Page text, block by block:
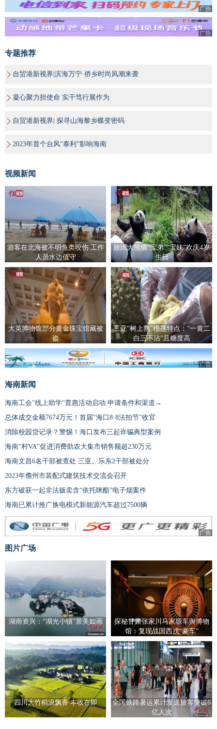
广告
广告
专题推荐
自贸港新视界|滨海万宁·侨乡时尚风潮来袭
凝心聚力担使命 实干笃行展作为
自贸港新视界| 探寻山海黎乡蝶变密码
2023年首个台风“泰利”影响海南
视频新闻
游客在北海被不明鱼类咬伤 工作
人员水边值守
旅比大熊猫“宝弟”“宝妹”欢庆4岁
生日
大英博物馆部分黄金珠宝馆藏被
盗
三亚"树上熟"榴莲特点："一黄二
白三不沾"且糖度高
广告
海南新闻
海南工会"线上助学"普惠活动启动 申请条件和渠道→
总体成交金额7674万元！首届"海口8·8法拍节"收官
消除校园贷记录？警惕！海口发布三起诈骗典型案例
海南“村VA”促进消费助农大集市销售额超230万元
海南文昌6名干部被查处 三亚、乐东2干部被处分
2023年儋州市装配式建筑技术交流会召开
东方破获一起非法贩卖含“依托咪酯”电子烟案件
海南已累计推广换电模式新能源汽车超过7500辆
广告
图片广场
湖南资兴：“湖光小镇”景美如画
探秘甘肃张家川马家塬车舆博物
馆：复现战国西戎“豪车”
四川大竹稻浪飘香 丰收在即
全国铁路暑运累计发送旅客突破6
亿人次